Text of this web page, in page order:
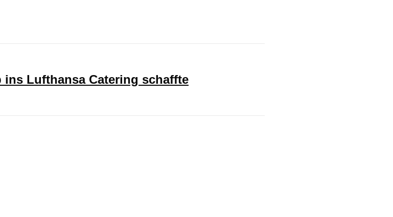
Lufthansa Catering schaffte